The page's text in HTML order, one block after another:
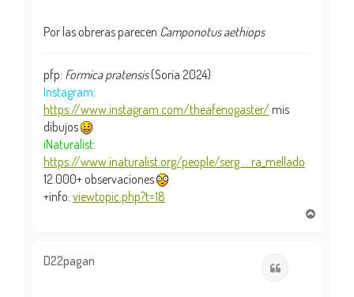
Por las obreras parecen Camponotus aethiops
pfp: Formica pratensis(Soria 2024)
Instagram:
https://www.instagram.com/theafenogaster/ mis
dibujos
iNaturalist:
https://www.inaturalist.org/people/serg ... ra_mellado
12.000+ observaciones
+info: viewtopic.php?t=18
D22pagan